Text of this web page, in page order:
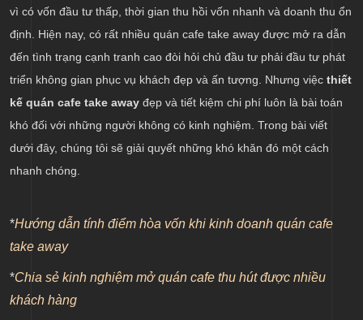
Thiết kế khu vực chỗ ngồi cho khách tiện nghi phù
hợp với mặt bằng
vì có vốn đầu tư thấp, thời gian thu hồi vốn nhanh và doanh thu ổn
định. Hiện nay, có rất nhiều quán cafe take away được mở ra dẫn
đến tình trạng cạnh tranh cao đòi hỏi chủ đầu tư phải đầu tư phát
triển không gian phục vụ khách đẹp và ấn tượng. Nhưng việc thiết
kế quán cafe take away đẹp và tiết kiệm chi phí luôn là bài toán
khó đối với những người không có kinh nghiệm. Trong bài viết
dưới đây, chúng tôi sẽ giải quyết những khó khăn đó một cách
nhanh chóng.
*Hướng dẫn tính điểm hòa vốn khi kinh doanh quán cafe
take away
*Chia sẻ kinh nghiệm mở quán cafe thu hút được nhiều
khách hàng